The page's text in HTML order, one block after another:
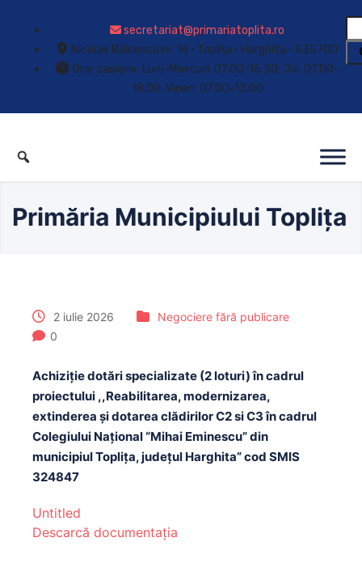
secretariat@primariatoplita.ro
Nicolae Bălcescu nr. 14 • Toplița • Harghita • 535700
Orar casierie: Luni-Miercuri: 07.00-15.30; Joi: 07.00-
18.00; Vineri: 07.00-13.00
Primăria Municipiului Toplița
2 iulie 2026
Negociere fără publicare
0
Achiziție dotări specializate (2 loturi) în cadrul
proiectului ,,Reabilitarea, modernizarea,
extinderea și dotarea clădirilor C2 si C3 în cadrul
Colegiului Național “Mihai Eminescu” din
municipiul Toplița, județul Harghita” cod SMIS
324847
Untitled
Descarcă documentația